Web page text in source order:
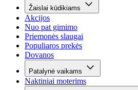
Žaislai kūdikiams
Akcijos
Nuo pat gimimo
Priemonės slaugai
Populiaros prekės
Dovanos
Patalynė vaikams
Naktiniai moterims